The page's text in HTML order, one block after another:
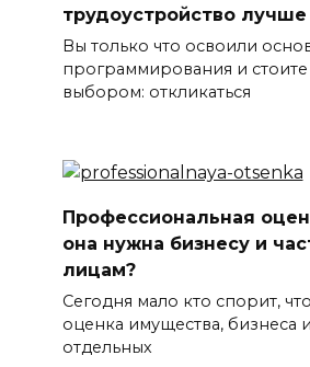
трудоустройство
Вы только что освоили
программирования и
выбором: откликаться
Профессиональная
она нужна бизнесу и
лицам?
Сегодня мало кто спорит,
оценка имущества, бизнеса
отдельных